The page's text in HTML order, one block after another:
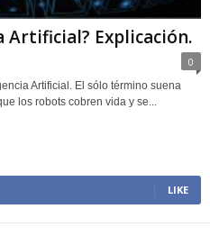
Artificial? Explicación.
0
Artificial. El sólo término suena
los robots cobren vida y se...
LIKE